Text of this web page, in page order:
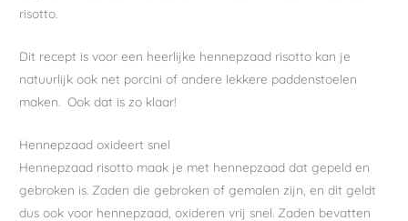
risotto.
Dit recept is voor een heerlijke hennepzaad risotto kan je
natuurlijk ook net porcini of andere lekkere paddenstoelen
maken. Ook dat is zo klaar!
Hennepzaad oxideert snel
Hennepzaad risotto maak je met hennepzaad dat gepeld en
gebroken is. Zaden die gebroken of gemalen zijn, en dit geldt
dus ook voor hennepzaad, oxideren vrij snel. Zaden bevatten